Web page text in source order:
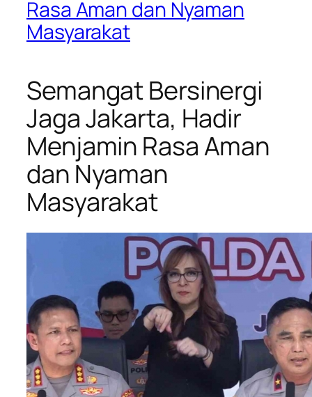
Rasa Aman dan Nyaman
Masyarakat
Semangat Bersinergi
Jaga Jakarta, Hadir
Menjamin Rasa Aman
dan Nyaman
Masyarakat